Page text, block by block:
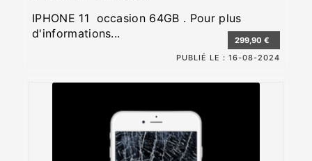
IPHONE 11 occasion 64GB . Pour plus
d'informations...
299,90 €
PUBLIÉ LE : 16-08-2024